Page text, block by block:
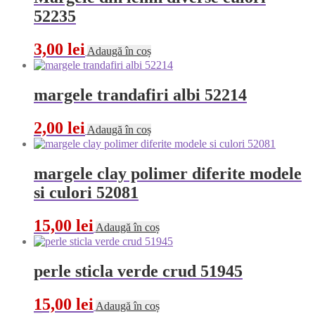
52235
3,00 lei Adaugă în coș
margele trandafiri albi 52214
2,00 lei Adaugă în coș
margele clay polimer diferite modele
si culori 52081
15,00 lei Adaugă în coș
perle sticla verde crud 51945
15,00 lei Adaugă în coș